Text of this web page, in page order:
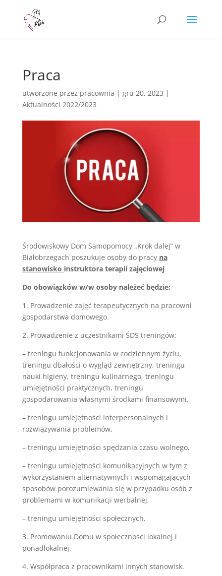
Praca
utworzone przez pracownia | gru 20, 2023 |
Aktualności 2022/2023
Środowiskowy Dom Samopomocy „Krok dalej” w
Białobrzegach poszukuje osoby do pracy na
stanowisko instruktora terapii zajęciowej
Do obowiązków w/w osoby należeć będzie:
1. Prowadzenie zajęć terapeutycznych na pracowni
gospodarstwa domowego.
2. Prowadzenie z uczestnikami ŚDS treningów:
– treningu funkcjonowania w codziennym życiu,
treningu dbałości o wygląd zewnętrzny, treningu
nauki higieny, treningu kulinarnego, treningu
umiejętności praktycznych, treningu
gospodarowania własnymi środkami finansowymi,
– treningu umiejętności interpersonalnych i
rozwiązywania problemów,
– treningu umiejętności spędzania czasu wolnego,
– treningu umiejętności komunikacyjnych w tym z
wykorzystaniem alternatywnych i wspomagających
sposobów porozumiewania się w przypadku osób z
problemami w komunikacji werbalnej,
– treningu umiejętności społecznych.
3. Promowaniu Domu w społeczności lokalnej i
ponadlokalnej.
4. Współpraca z pracownikami innych stanowisk.